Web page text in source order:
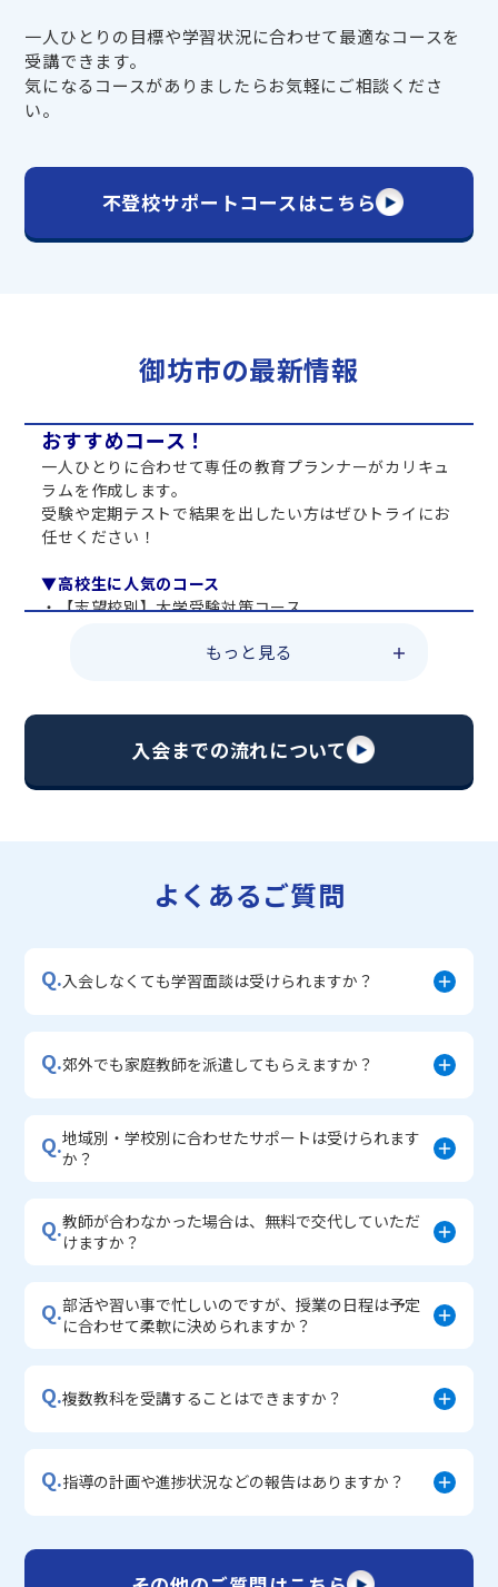
一人ひとりの目標や学習状況に合わせて最適なコースを
受講できます。
気になるコースがありましたらお気軽にご相談くださ
い。
不登校サポートコースはこちら
御坊市の最新情報
おすすめコース！
一人ひとりに合わせて専任の教育プランナーがカリキュ
ラムを作成します。
受験や定期テストで結果を出したい方はぜひトライにお
任せください！
▼高校生に人気のコース
・【志望校別】大学受験対策コース
・総合型選抜直前対策コース
・【志望校別】公立・私立高校受験対策コース
・宿題サポートコース
・学習習慣定着コース
もっと見る
入会までの流れについて
よくあるご質問
Q.入会しなくても学習面談は受けられますか？
Q.郊外でも家庭教師を派遣してもらえますか？
Q.地域別・学校別に合わせたサポートは受けられます
か？
Q.教師が合わなかった場合は、無料で交代していただ
けますか？
Q.部活や習い事で忙しいのですが、授業の日程は予定
に合わせて柔軟に決められますか？
Q.複数教科を受講することはできますか？
Q.指導の計画や進捗状況などの報告はありますか？